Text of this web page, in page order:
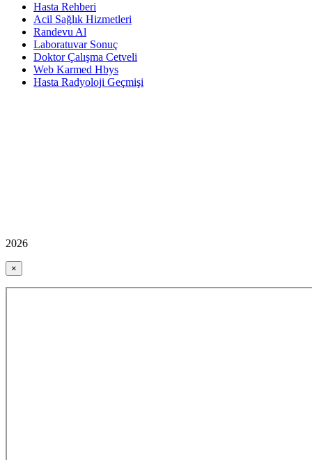
Hasta Rehberi
Acil Sağlık Hizmetleri
Randevu Al
Laboratuvar Sonuç
Doktor Çalışma Cetveli
Web Karmed Hbys
Hasta Radyoloji Geçmişi
2026
×